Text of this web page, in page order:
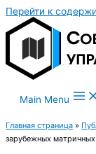
Перейти к
Main Menu
Главная страница »
зарубежных